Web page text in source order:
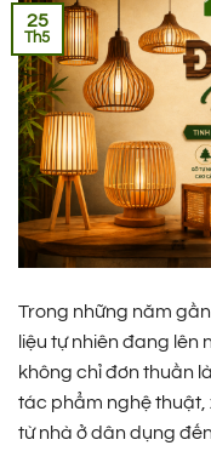
25
Th5
Trong những năm
liệu tự nhiên đang lên
không chỉ đơn thuần
tác phẩm nghệ thuật,
từ nhà ở dân dụng